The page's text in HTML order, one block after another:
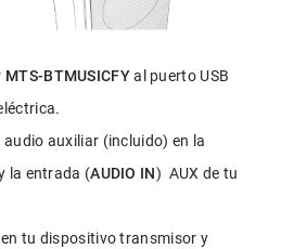
MTS-BTMUSICFY al puerto USB
audio auxiliar (incluido) en la
la entrada (AUDIO IN)  AUX de tu
tu dispositivo transmisor y